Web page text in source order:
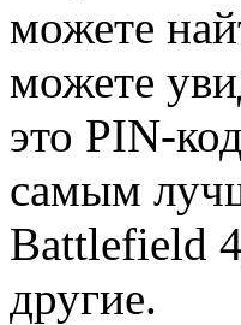
можете
можете
это PIN-
самым
Battlefield
другие.